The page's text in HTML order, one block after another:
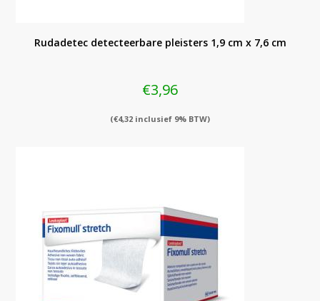
Rudadetec detecteerbare pleisters 1,9 cm x 7,6 cm
€3,96
(€4,32 inclusief 9% BTW)